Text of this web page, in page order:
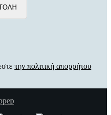
την πολιτική απορρήτου